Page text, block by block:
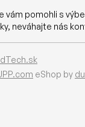
vám pomohli s
neváhajte nás
eShop by